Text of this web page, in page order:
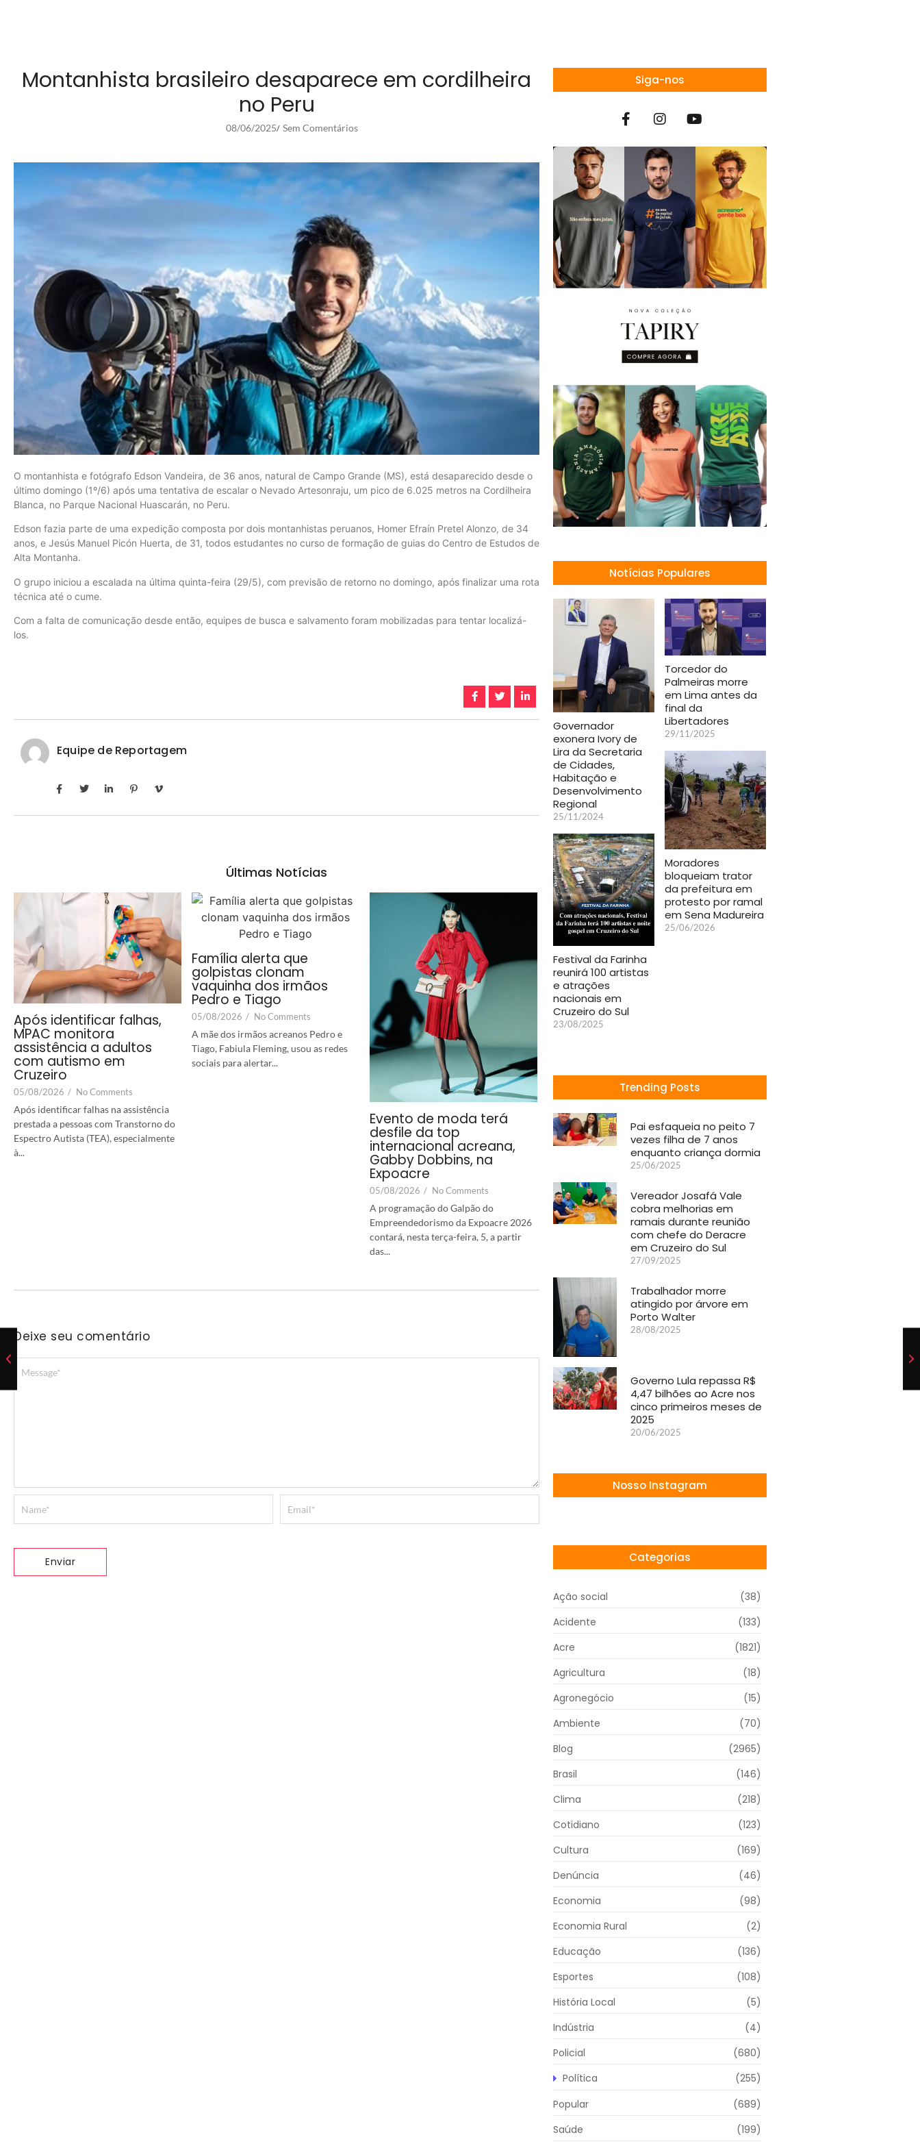
Montanhista brasileiro desaparece em cordilheira
no Peru
08/06/2025/ Sem Comentários
O montanhista e fotógrafo Edson Vandeira, de 36 anos, natural de Campo Grande (MS), está desaparecido desde o
último domingo (1º/6) após uma tentativa de escalar o Nevado Artesonraju, um pico de 6.025 metros na Cordilheira
Blanca, no Parque Nacional Huascarán, no Peru.
Edson fazia parte de uma expedição composta por dois montanhistas peruanos, Homer Efraín Pretel Alonzo, de 34
anos, e Jesús Manuel Picón Huerta, de 31, todos estudantes no curso de formação de guias do Centro de Estudos de
Alta Montanha.
O grupo iniciou a escalada na última quinta-feira (29/5), com previsão de retorno no domingo, após finalizar uma rota
técnica até o cume.
Com a falta de comunicação desde então, equipes de busca e salvamento foram mobilizadas para tentar localizá-
los.
Equipe de Reportagem
Últimas Notícias
Após identificar falhas,
MPAC monitora
assistência a adultos
com autismo em
Cruzeiro
05/08/2026 / No Comments
Após identificar falhas na assistência
prestada a pessoas com Transtorno do
Espectro Autista (TEA), especialmente
à...
Família alerta que
golpistas clonam
vaquinha dos irmãos
Pedro e Tiago
05/08/2026 / No Comments
A mãe dos irmãos acreanos Pedro e
Tiago, Fabiula Fleming, usou as redes
sociais para alertar...
Evento de moda terá
desfile da top
internacional acreana,
Gabby Dobbins, na
Expoacre
05/08/2026 / No Comments
A programação do Galpão do
Empreendedorismo da Expoacre 2026
contará, nesta terça-feira, 5, a partir
das...
Deixe seu comentário
Siga-nos
Notícias Populares
Governador
exonera Ivory de
Lira da Secretaria
de Cidades,
Habitação e
Desenvolvimento
Regional
25/11/2024
Torcedor do
Palmeiras morre
em Lima antes da
final da
Libertadores
29/11/2025
Moradores
bloqueiam trator
da prefeitura em
protesto por ramal
em Sena Madureira
25/06/2026
Festival da Farinha
reunirá 100 artistas
e atrações
nacionais em
Cruzeiro do Sul
23/08/2025
Trending Posts
Pai esfaqueia no peito 7
vezes filha de 7 anos
enquanto criança dormia
25/06/2025
Vereador Josafá Vale
cobra melhorias em
ramais durante reunião
com chefe do Deracre
em Cruzeiro do Sul
27/09/2025
Trabalhador morre
atingido por árvore em
Porto Walter
28/08/2025
Governo Lula repassa R$
4,47 bilhões ao Acre nos
cinco primeiros meses de
2025
20/06/2025
Nosso Instagram
Categorias
Ação social
(38)
Acidente
(133)
Acre
(1821)
Agricultura
(18)
Agronegócio
(15)
Ambiente
(70)
Blog
(2965)
Brasil
(146)
Clima
(218)
Cotidiano
(123)
Cultura
(169)
Denúncia
(46)
Economia
(98)
Economia Rural
(2)
Educação
(136)
Esportes
(108)
História Local
(5)
Indústria
(4)
Policial
(680)
Política
(255)
Popular
(689)
Saúde
(199)